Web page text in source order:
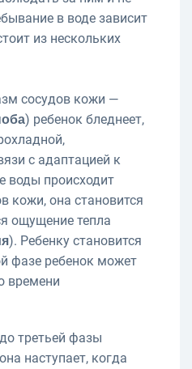
в воде зависит
из нескольких
сосудов кожи —
) ребенок бледнеет,
с адаптацией к
воды происходит
кожи, она становится
ощущение тепла
). Ребенку становится
фазе ребенок может
времени
третьей фазы
наступает, когда